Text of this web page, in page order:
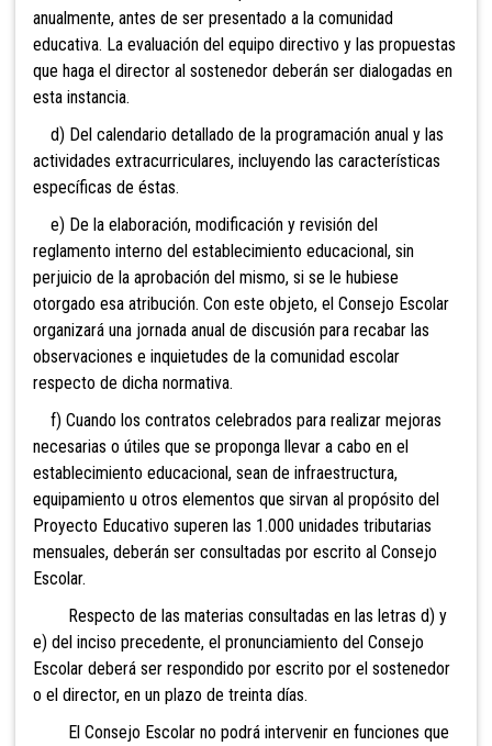
anualmente, antes de ser presentado a la comunidad
educativa. La evaluación del equipo directivo y las propuestas
que haga el director al sostenedor deberán ser dialogadas en
esta instancia.
d) Del calendario detallado de la programación anual y las
actividades extracurriculares, incluyendo las características
específicas de éstas.
e) De la elaboración, modificación y revisión del
reglamento interno del establecimiento educacional, sin
perjuicio de la aprobación del mismo, si se le hubiese
otorgado esa atribución. Con este objeto, el Consejo Escolar
organizará una jornada anual de discusión para recabar las
observaciones e inquietudes de la comunidad escolar
respecto de dicha normativa.
f) Cuando los contratos celebrados para realizar mejoras
necesarias o útiles que se proponga llevar a cabo en el
establecimiento educacional, sean de infraestructura,
equipamiento u otros elementos que sirvan al propósito del
Proyecto Educativo superen las 1.000 unidades tributarias
mensuales, deberán ser consultadas por escrito al Consejo
Escolar.
Respecto de las materias consultadas en las letras d) y
e) del inciso precedente, el pronunciamiento del Consejo
Escolar deberá ser respondido por escrito por el sostenedor
o el director, en un plazo de treinta días.
El Consejo Escolar no podrá intervenir en funciones que